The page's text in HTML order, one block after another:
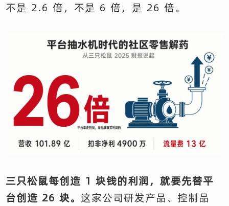
不是 2.6 倍，不是 6 倍，是 26 倍。
三只松鼠每创造 1 块钱的利润，就要先替平
台创造 26 块。 这家公司研发产品、控制品